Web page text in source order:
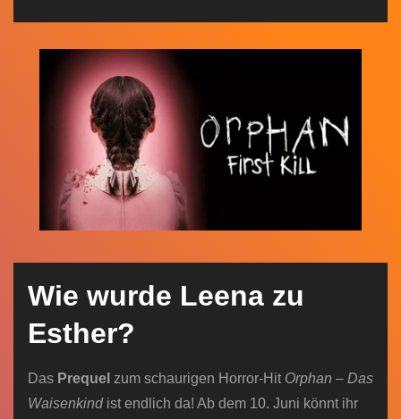
Wie wurde Leena zu
Esther?
Das Prequel zum schaurigen Horror-Hit Orphan – Das
Waisenkindist endlich da! Ab dem 10. Juni könnt ihr